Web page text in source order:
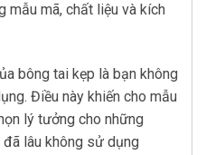
mẫu mã, chất liệu và kích
bông tai kẹp là bạn không
Điều này khiến cho mẫu
lý tưởng cho những
lâu không sử dụng